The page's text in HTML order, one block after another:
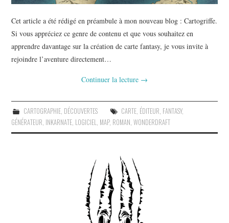
Cet article a été rédigé en préambule à mon nouveau blog : Cartogriffe.
Si vous appréciez ce genre de contenu et que vous souhaitez en
apprendre davantage sur la création de carte fantasy, je vous invite à
rejoindre l’aventure directement…
Continuer la lecture →
CARTOGRAPHIE, DÉCOUVERTES CARTE, ÉDITEUR, FANTASY,
GÉNÉRATEUR, INKARNATE, LOGICIEL, MAP, ROMAN,WONDERDRAFT